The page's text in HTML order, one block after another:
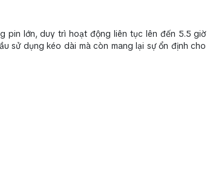
pin lớn, duy trì hoạt động liên tục lên đến 5.5 giờ
sử dụng kéo dài mà còn mang lại sự ổn định cho